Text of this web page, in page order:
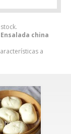
Ensalada china
a